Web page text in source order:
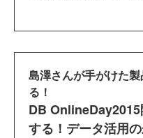
島澤さんが手がけた
る！
DB
する！データ活用